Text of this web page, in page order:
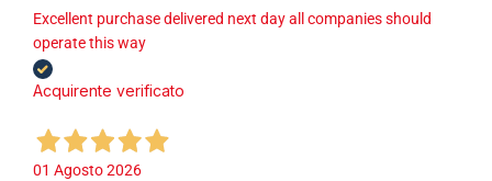
Excellent purchase delivered next day all companies should
operate this way
Acquirente verificato
01 Agosto 2026